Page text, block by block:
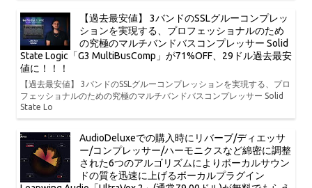
【過去最安値】 3バンドのSSLグルーコンプレッ
ションを実現する、プロフェッショナルのため
の究極のマルチバンドバスコンプレッサー Solid
State Logic「G3 MultiBusComp」が71%OFF、29ドル過去最安
値に！！！
【過去最安値】 3バンドのSSLグルーコンプレッションを実現する、プロ
フェッショナルのための究極のマルチバンドバスコンプレッサー Solid
State Lo
AudioDeluxeでの購入時にリバーブ/ディエッサ
ー/コンプレッサー/ハーモニクスなど綿密に調整
された6つのアルゴリズムによりボーカルサウン
ドの質を迅速に上げるボーカルプラグイン